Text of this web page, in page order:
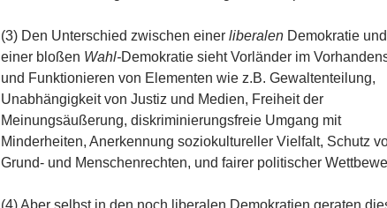
(3) Den Unterschied zwischen einer liberalen Demokratie und
einer bloßen Wahl-Demokratie sieht Vorländer im
und Funktionieren von Elementen wie z.B. Gewaltenteilung,
Unabhängigkeit von Justiz und Medien, Freiheit der
Meinungsäußerung, diskriminierungsfreie Umgang mit
Minderheiten, Anerkennung soziokultureller Vielfalt, Schutz
Grund- und Menschenrechten, und fairer politischer
(4) Aber selbst in den noch liberalen Demokratien geraten